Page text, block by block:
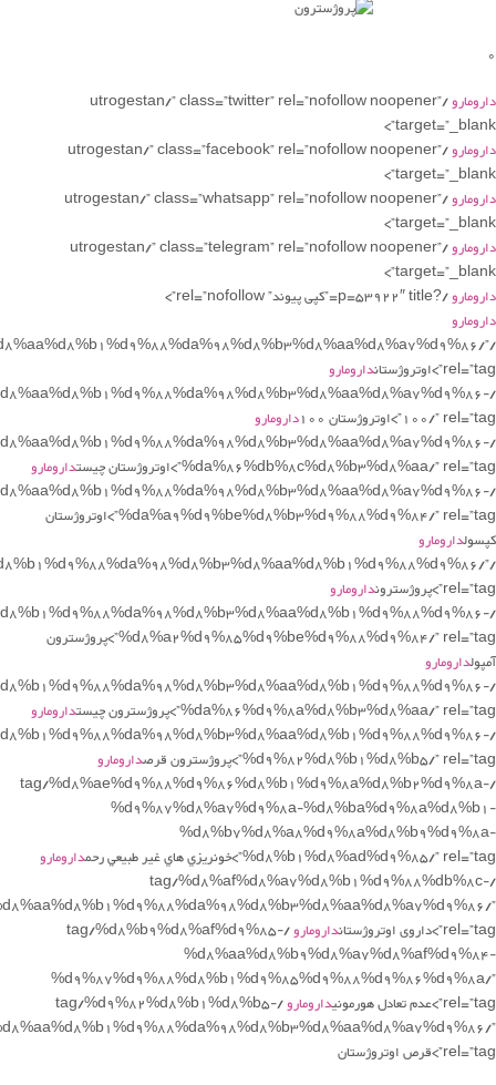
0
دارومارو /utrogestan/” class=”twitter” rel=”nofollow noopener”
target=”_blank”>
دارومارو /utrogestan/” class=”facebook” rel=”nofollow noopener”
target=”_blank”>
دارومارو /utrogestan/” class=”whatsapp” rel=”nofollow noopener”
target=”_blank”>
دارومارو /utrogestan/” class=”telegram” rel=”nofollow noopener”
target=”_blank”>
دارومارو/?p=53922″ title=”کپی پیوند” rel=”nofollow”>
دارومارو
”
rel=”tag”>اوتروژستان
دارومارو
100/” rel=”tag”>اوتروژستان 100
دارومارو
%da%86%db%8c%d8%b3%d8%aa/” rel=”tag”>اوتروژستان چیست
دارومارو
%da%a9%d9%be%d8%b3%d9%88%d9%84/” rel=”tag”>اوتروژستان
کپسولدارومارو
”
rel=”tag”>پروژسترون
دارومارو
%d8%a2%d9%85%d9%be%d9%88%d9%84/” rel=”tag”>پروژسترون
آمپولدارومارو
%da%86%d9%8a%d8%b3%d8%aa/” rel=”tag”>پروژسترون چيست
دارومارو
%d9%82%d8%b1%d8%b5/” rel=”tag”>پروژسترون قرص
دارومارو
/tag/%d8%ae%d9%88%d9%86%d8%b1%d9%8a%d8%b2%d9%8a-
%d9%87%d8%a7%d9%8a-%d8%ba%d9%8a%d8%b1-
%d8%b7%d8%a8%d9%8a%d8%b9%d9%8a-
%d8%b1%d8%ad%d9%85/” rel=”tag”>خونريزي هاي غير طبيعي رحم
دارومارو
/tag/%d8%af%d8%a7%d8%b1%d9%88%db%8c-
”
rel=”tag”>داروی اوتروژستان
دارومارو /tag/%d8%b9%d8%af%d9%85-
%d8%aa%d8%b9%d8%a7%d8%af%d9%84-
%d9%87%d9%88%d8%b1%d9%85%d9%88%d9%86%d9%8a/”
rel=”tag”>عدم تعادل هورموني
دارومارو /tag/%d9%82%d8%b1%d8%b5-
”
rel=”tag”>قرص اوتروژستان